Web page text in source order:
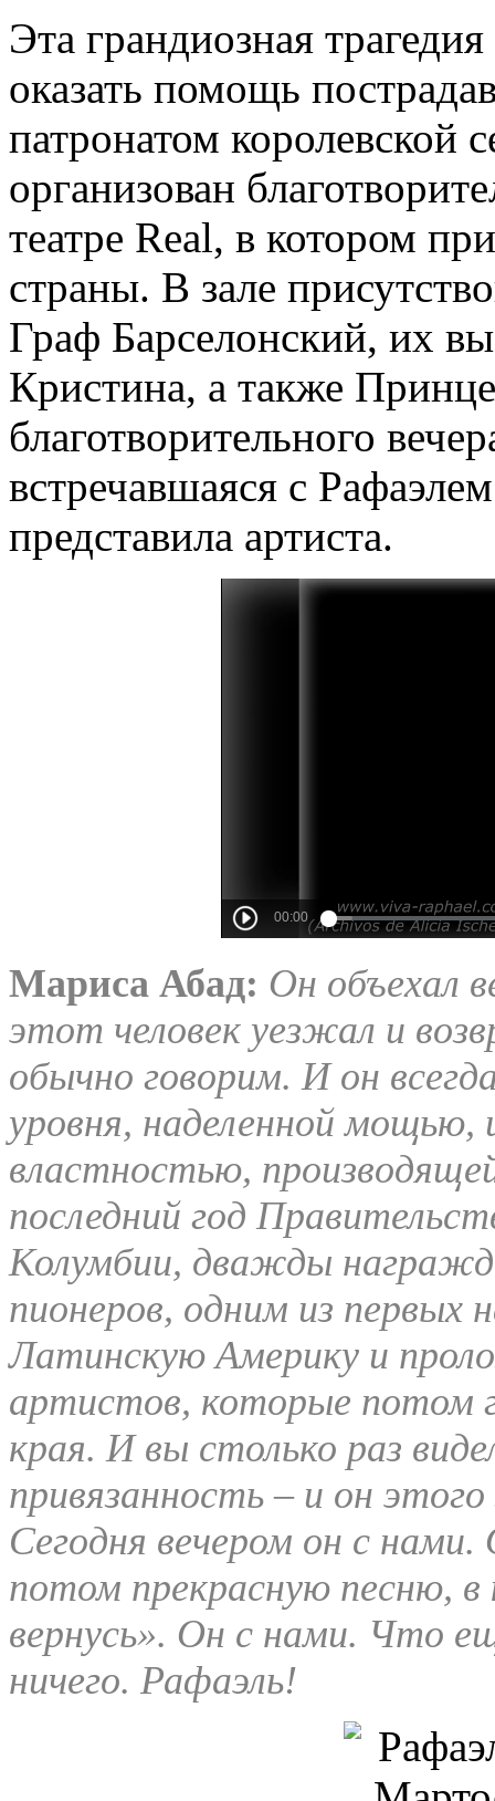
Эта грандиозная
оказать помощь
патронатом
организован
театре Real, в котором
страны. В зале
Граф Барселонский, их
Кристина, а также
благотворительного
встречавшаяся с
представила артиста.
Мариса Абад: Он объехал
этот человек уезжал и
обычно говорим. И он
уровня, наделенной мощью,
властностью,
последний год
Колумбии, дважды
пионеров, одним из первых
Латинскую Америку и
артистов, которые потом
края. И вы столько раз
привязанность – и он
Сегодня вечером он с
потом прекрасную песню,
вернусь». Он с нами. Что
ничего. Рафаэль!